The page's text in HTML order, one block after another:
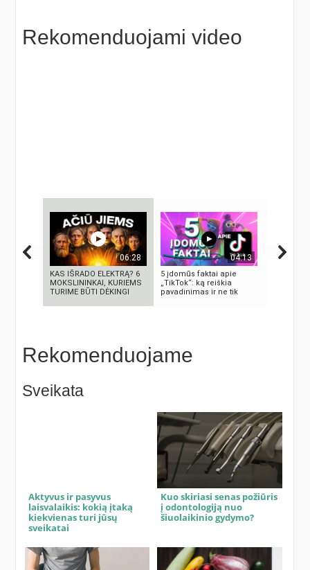
Rekomenduojami video
06:28
KAS IŠRADO ELEKTRĄ? 6
MOKSLININKAI, KURIEMS
TURIME BŪTI DĖKINGI
04:13
5 įdomūs faktai apie
„TikTok“: ką reiškia
pavadinimas ir ne tik
Rekomenduojame
Sveikata
Aktyvus ir pasyvus
laisvalaikis: kokią įtaką
kiekvienas turi jūsų
sveikatai
Kuo skiriasi senas požiūris
į odontologiją nuo
šiuolaikinio gydymo?